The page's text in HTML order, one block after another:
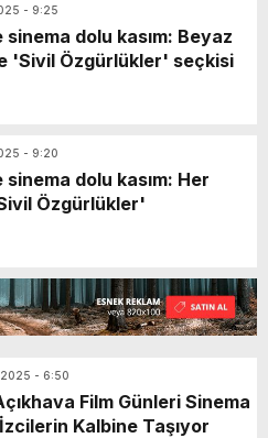
- 9:25
sinema dolu kasım: Beyaz
'Sivil Özgürlükler' seçkisi
- 9:20
sinema dolu kasım: Her
Özgürlükler'
2025 - 6:50
Film Günleri Sinema
Kalbine Taşıyor